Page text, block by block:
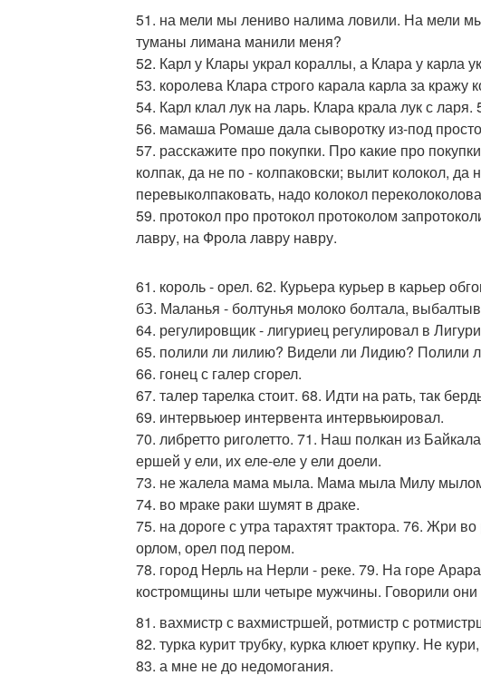
51. на мели мы лениво налима ловили. На мели
туманы лимана манили меня?
52. Карл у Клары украл кораллы, а Клара у карла
53. королева Клара строго карала карла за кражу
54. Карл клал лук на ларь. Клара крала лук с
56. мамаша Ромаше дала сыворотку из-под
57. расскажите про покупки. Про какие про
колпак, да не по - колпаковски; вылит колокол,
перевыколпаковать, надо колокол
59. протокол про протокол протоколом
лавру, на Фрола лавру навру.
61. король - орел. 62. Курьера курьер в карьер
бЗ. Маланья - болтунья молоко болтала,
64. регулировщик - лигуриец регулировал в
65. полили ли лилию? Видели ли Лидию? Полили
66. гонец с галер сгорел.
67. талер тарелка стоит. 68. Идти на рать, так
69. интервьюер интервента интервьюировал.
70. либретто риголетто. 71. Наш полкан из
ершей у ели, их еле-еле у ели доели.
73. не жалела мама мыла. Мама мыла Милу
74. во мраке раки шумят в драке.
75. на дороге с утра тарахтят трактора. 76. Жри
орлом, орел под пером.
78. город Нерль на Нерли - реке. 79. На горе
костромщины шли четыре мужчины. Говорили они
81. вахмистр с вахмистршей, ротмистр с
82. турка курит трубку, курка клюет крупку. Не
83. а мне не до недомогания.